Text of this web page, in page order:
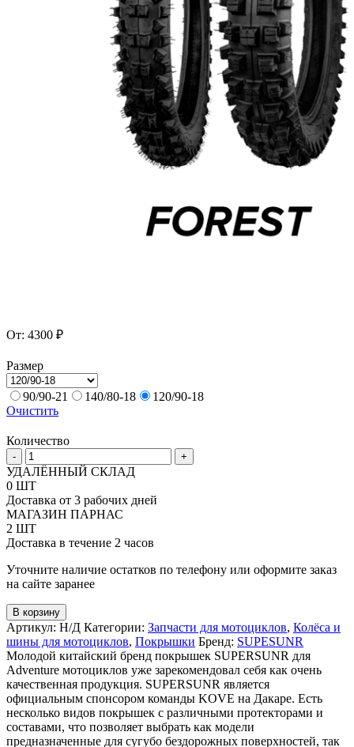
От: 4300 ₽
Размер
90/90-21 140/80-18
120/90-18
Очистить
Количество
-
Количество
товара
Мотошина
SUPESUNR
FOREST
+
УДАЛЁННЫЙ СКЛАД
0 ШТ
Доставка от 3 рабочих дней
МАГАЗИН ПАРНАС
2 ШТ
Доставка в течение 2 часов
Уточните наличие остатков по телефону или оформите заказ
на сайте заранее
В корзину
Артикул: Н/Д Категории: Запчасти для мотоциклов, Колёса и
шины для мотоциклов, Покрышки Бренд: SUPESUNR
Молодой китайский бренд покрышек SUPERSUNR для
Adventure мотоциклов уже зарекомендовал себя как очень
качественная продукция. SUPERSUNR является
официальным спонсором команды KOVE на Дакаре. Есть
несколько видов покрышек с различными протекторами и
составами, что позволяет выбрать как модели
предназначенные для сугубо бездорожных поверхностей, так